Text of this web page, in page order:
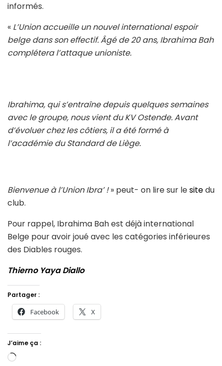
informés.
« L’Union accueille un nouvel international espoir
belge dans son effectif. Âgé de 20 ans, Ibrahima Bah
complétera l’attaque unioniste.
Ibrahima, qui s’entraîne depuis quelques semaines
avec le groupe, nous vient du KV Ostende. Avant
d’évoluer chez les côtiers, il a été formé à
l’académie du Standard de Liège.
Bienvenue à l’Union Ibra’ !» peut- on lire sur lesitedu
club.
Pour rappel, Ibrahima Bah est déjà international
Belge pour avoir joué avec les catégories inférieures
des Diables rouges.
Thierno Yaya Diallo
Partager :
Facebook X
J’aime ça :
Chargement…